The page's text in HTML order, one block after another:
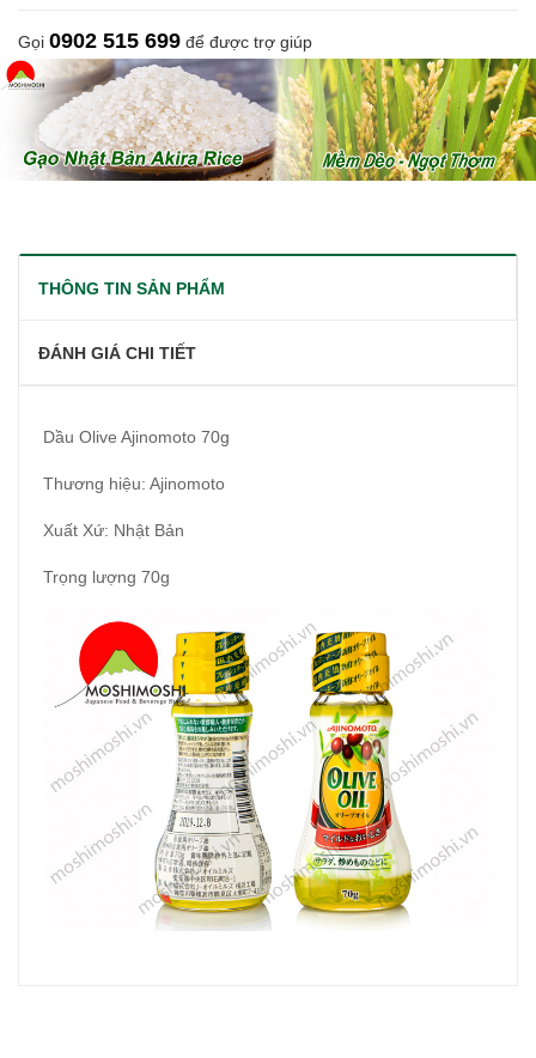
Gọi 0902 515 699 để được trợ giúp
THÔNG TIN SẢN PHẨM
ĐÁNH GIÁ CHI TIẾT
Dầu Olive Ajinomoto 70g
Thương hiệu: Ajinomoto
Xuất Xứ: Nhật Bản
Trọng lượng 70g